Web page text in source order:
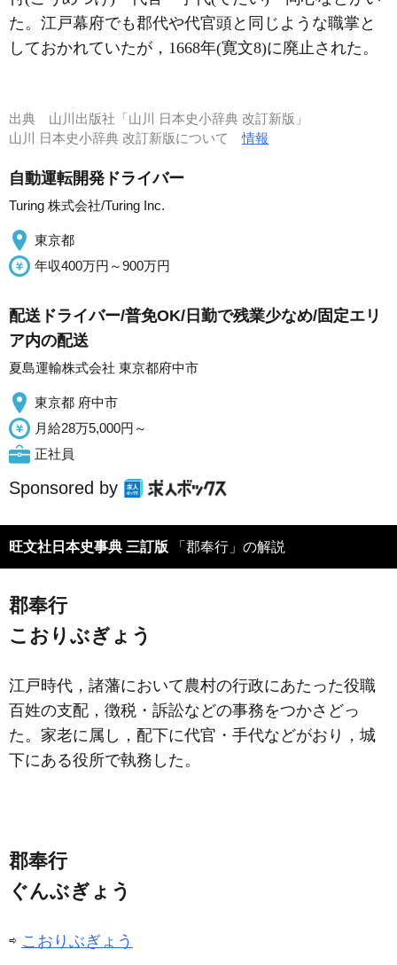
た。江戸幕府でも郡代や代官頭と同じような職掌と
しておかれていたが，1668年(寛文8)に廃止された。
出典 山川出版社「山川 日本史小辞典 改訂新版」
山川 日本史小辞典 改訂新版について情報
自動運転開発ドライバー
Turing 株式会社/Turing Inc.
東京都
年収400万円～900万円
配送ドライバー/普免OK/日勤で残業少なめ/固定エリ
ア内の配送
夏島運輸株式会社 東京都府中市
東京都 府中市
月給28万5,000円～
正社員
Sponsored by
旺文社日本史事典 三訂版 「郡奉行」の解説
郡奉行
こおりぶぎょう
江戸時代，諸藩において農村の行政にあたった役職
百姓の支配，徴税・訴訟などの事務をつかさどっ
た。家老に属し，配下に代官・手代などがおり，城
下にある役所で執務した。
郡奉行
ぐんぶぎょう
⇨ こおりぶぎょう